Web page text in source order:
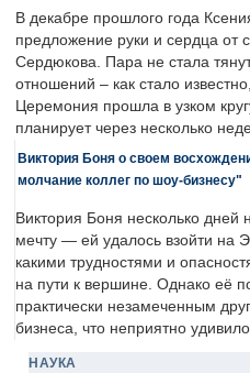
В декабре прошлого года
предложение руки и сердца от
Сердюкова. Пара не стала
отношений – как стало
Церемония прошла в узком
планирует через несколько
Виктория Боня о своем
молчание коллег по шоу-бизнесу"
Виктория Боня несколько дней
мечту — ей удалось взойти на
какими трудностями и
на пути к вершине. Однако её
практически незамеченным
бизнеса, что неприятно удивило
НАУКА